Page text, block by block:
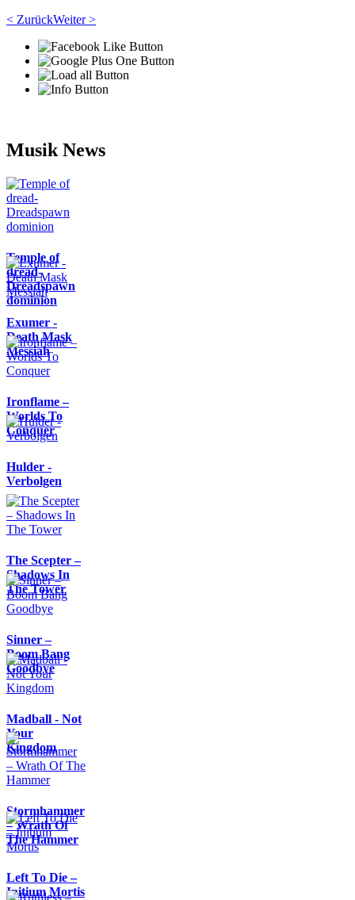
< ZurückWeiter >
Musik News
Temple of
dread-
Dreadspawn
dominion
Exumer -
Death Mask
Messiah
Ironflame –
Worlds To
Conquer
Hulder -
Verbolgen
The Scepter –
Shadows In
The Tower
Sinner –
Boom Bang
Goodbye
Madball - Not
Your
Kingdom
Stormhammer
– Wrath Of
The Hammer
Left To Die –
Initium Mortis